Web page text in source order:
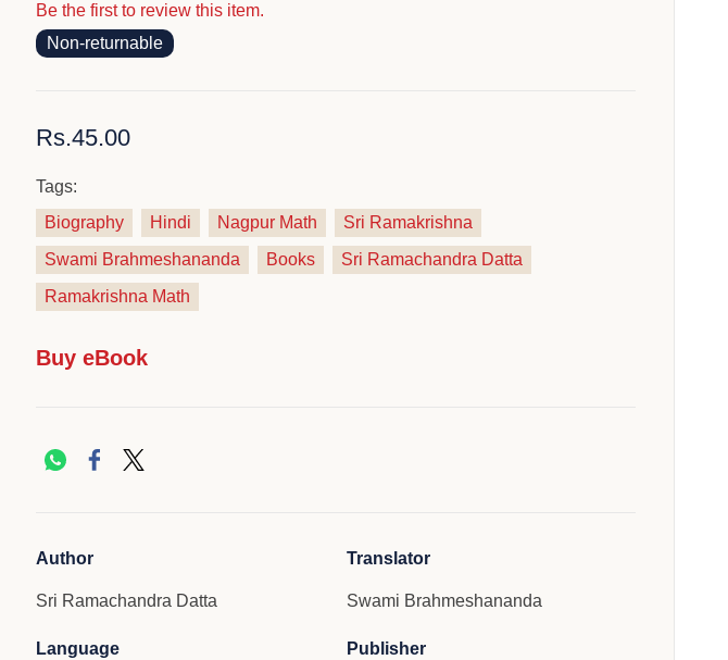
Be the first to review this item.
Non-returnable
Rs.45.00
Tags:
Biography
Hindi Nagpur Math
Sri Ramakrishna
Swami Brahmeshananda
Books
Sri Ramachandra Datta
Ramakrishna Math
Buy eBook
Author
Sri Ramachandra Datta
Translator
Swami Brahmeshananda
Language Publisher